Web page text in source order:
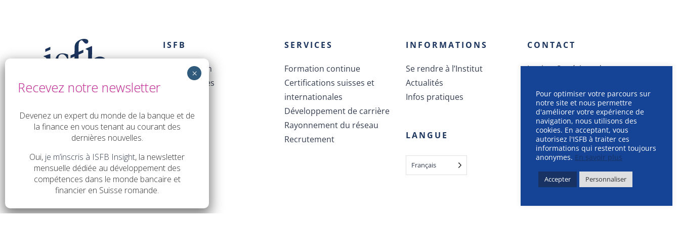
ISFB
L’association
Les membres
La direction
SERVICES
Formation continue
Certifications suisses et
internationales
Développement de carrière
Rayonnement du réseau
Recrutement
INFORMATIONS
Se rendre à l’Institut
Actualités
Infos pratiques
LANGUE
Français
CONTACT
Institut Supérieur de
Route des Jeunes 12
CH-1212 Grand-Lancy
+41.58.414.40.40
info AT isfb.ch
Pour optimiser votre parcours sur
notre site et nous permettre
d'améliorer votre expérience de
navigation, nous utilisons des
cookies. En acceptant, vous
autorisez l'ISFB à traiter ces
informations qui resteront toujours
anonymes. En savoir plus
Accepter Personnaliser
Devenez un expert du monde de la banque et de
la finance en vous tenant au courant des
dernières nouvelles.
Oui, je m’inscris à ISFB Insight, la newsletter
mensuelle dédiée au développement des
compétences dans le monde bancaire et
financier en Suisse romande.